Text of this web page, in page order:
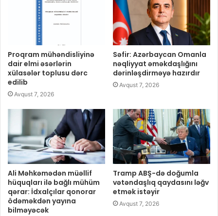
Proqram mühəndisliyinə
dair elmi əsərlərin
xülasələr toplusu dərc
edilib
Avqust 7, 2026
Səfir: Azərbaycan Omanla
nəqliyyat əməkdaşlığını
dərinləşdirməyə hazırdır
Avqust 7, 2026
Ali Məhkəmədən müəllif
hüquqları ilə bağlı mühüm
qərar: İdxalçılar qonorar
ödəməkdən yayına
bilməyəcək
Tramp ABŞ-də doğumla
vətəndaşlıq qaydasını ləğv
etmək istəyir
Avqust 7, 2026